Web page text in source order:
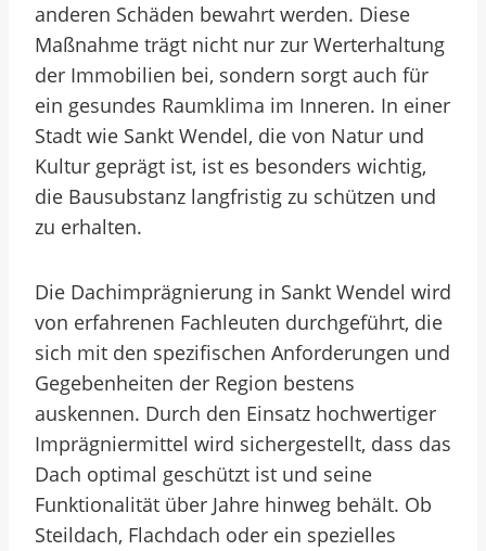
anderen Schäden bewahrt werden. Diese
Maßnahme trägt nicht nur zur Werterhaltung
der Immobilien bei, sondern sorgt auch für
ein gesundes Raumklima im Inneren. In einer
Stadt wie Sankt Wendel, die von Natur und
Kultur geprägt ist, ist es besonders wichtig,
die Bausubstanz langfristig zu schützen und
zu erhalten.
Die Dachimprägnierung in Sankt Wendel wird
von erfahrenen Fachleuten durchgeführt, die
sich mit den spezifischen Anforderungen und
Gegebenheiten der Region bestens
auskennen. Durch den Einsatz hochwertiger
Imprägniermittel wird sichergestellt, dass das
Dach optimal geschützt ist und seine
Funktionalität über Jahre hinweg behält. Ob
Steildach, Flachdach oder ein spezielles